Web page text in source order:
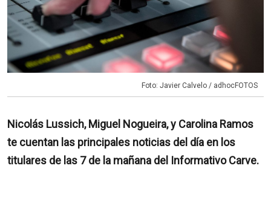
Foto: Javier Calvelo / adhocFOTOS
Nicolás Lussich, Miguel Nogueira, y Carolina Ramos
te cuentan las principales noticias del día en los
titulares de las 7 de la mañana del Informativo Carve.